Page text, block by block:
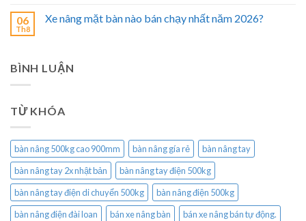
06
Th8
Xe nâng mặt bàn nào bán chạy nhất năm 2026?
BÌNH LUẬN
TỪ KHÓA
bàn nâng 500kg cao 900mm bàn nâng gía rẻ
bàn nâng tay
bàn nâng tay 2x nhật bản
bàn nâng tay điện 500kg
bàn nâng tay điện di chuyển 500kg
bàn nâng điện 500kg
bàn nâng điện đài loan
bán xe nâng bàn
bán xe nâng bán tự động.